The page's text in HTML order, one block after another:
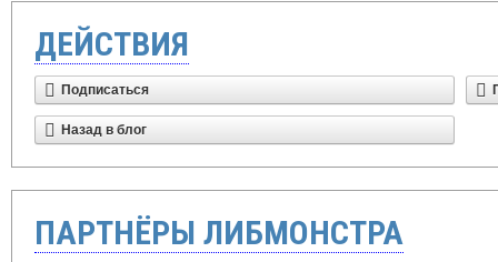
ДЕЙСТВИЯ
Подписаться
Назад в блог
ПАРТНЁРЫ ЛИБМОНСТРА